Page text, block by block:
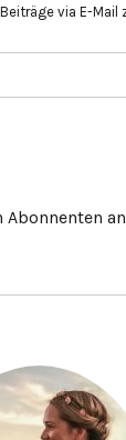
via E-Mail
an